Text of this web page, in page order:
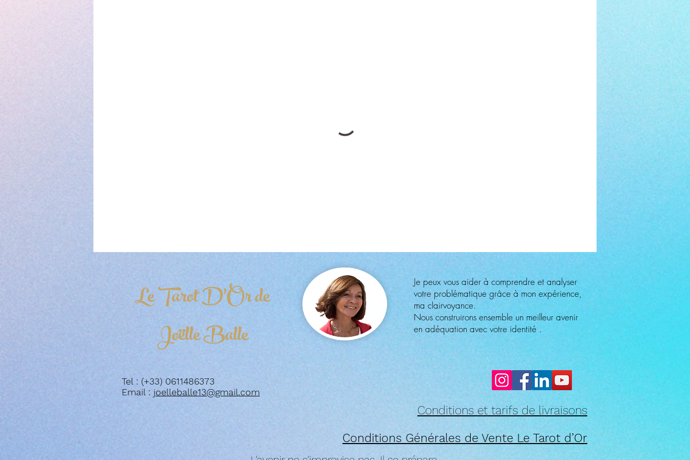
Le Tarot D'Or de
Joëlle Balle
Je peux vous aider à comprendre et analyser
votre problématique grâce à mon expérience,
ma clairvoyance.
Nous construirons ensemble un meilleur avenir
en adéquation avec votre identité .
Tel : (+33) 0611486373
Email : joelleballe13@gmail.com
Conditions et tarifs de livraisons
Conditions Générales de Vente Le Tarot d’Or